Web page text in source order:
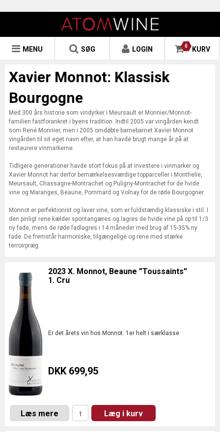
0 KURV
LOGIN
SØG
MENU
Xavier Monnot: Klassisk
Bourgogne
Med 300 års historie som vindyrker i Meursault er Monnier/Monnot-
familien fastforankret i byens tradition. Indtil 2005 var vingården kendt
som René Monnier, men i 2005 omdøbte barnebarnet Xavier Monnot
vingården til sit eget navn efter, at han havde brugt mange år på at
restaurere vinmarkerne.
Tidligere generationer havde stort fokus på at investere i vinmarker og
Xavier Monnot har derfor bemærkelsesværdige topparceller i Monthelie,
Meursault, Chassagne-Montrachet og Puligny-Montrachet for de hvide
vine og Maranges, Beaune, Pommard og Volnay for de røde Bourgogner.
Monnot er perfektionist og laver vine, som er fuldstændig klassiske i stil. I
den pinligt rene kælder spontangæres og lagres de hvide vine på op til 1/3
ny fade, mens de røde fadlagres i 14 måneder med brug af 15-35% ny
fade. De fremstår harmoniske, tilgængelige og rene med stærke
terroirpræg.
2023 X. Monnot, Beaune ”Toussaints”
1. Cru
Er det årets vin hos Monnot. 1er helt i særklasse
DKK 699,95
Læs mere Læg i kurv